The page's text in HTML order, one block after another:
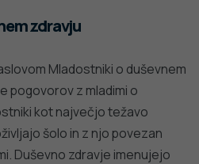
zdravju
Mladostniki o duševnem
pogovorov z mladimi o
kot največjo težavo
šolo in z njo povezan
Duševno zdravje imenujejo